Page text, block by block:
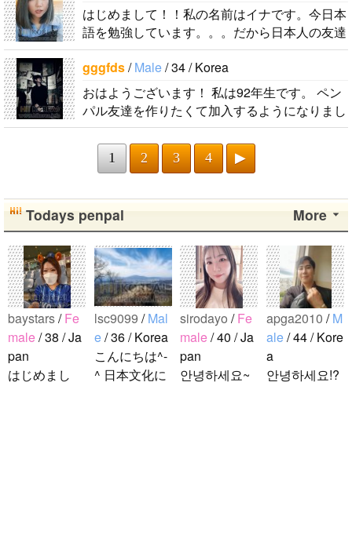
はじめまして！！私の名前はイナです。今日本
語を勉強しています。。。だから日本人の友達
を作りたいです。よろしくおねがいします..
gggfds/Male/ 34 / Korea
おはようございます！ 私は92年生です。 ペン
パル友達を作りたくて加入するようになりまし
た。 日本文化をたくさん好きです。 食べ物も
好きですが特別に服を本当に好きです。..
1 2 3 4 ▶
More
Todays penpal
baystars/Fe
male/ 38 / Ja
pan
はじめまし
lsc9099 /Mal
e/ 36 / Korea
こんにちは^-
^ 日本文化に
sirodayo /Fe
male/ 40 / Ja
pan
안녕하세요~
apga2010 /M
ale/ 44 / Kore
a
안녕하세요!?